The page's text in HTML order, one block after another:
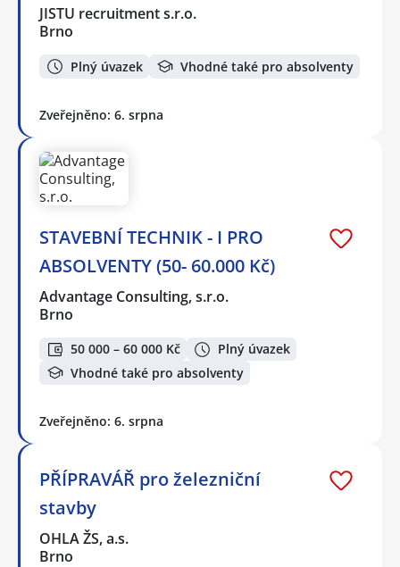
JISTU recruitment s.r.o.
Brno
Plný úvazek Vhodné také pro absolventy
Zveřejněno: 6. srpna
STAVEBNÍ TECHNIK - I PRO
ABSOLVENTY (50- 60.000 Kč)
Advantage Consulting, s.r.o.
Brno
50 000 – 60 000 Kč
Plný úvazek
Vhodné také pro absolventy
Zveřejněno: 6. srpna
PŘÍPRAVÁŘ pro železniční
stavby
OHLA ŽS, a.s.
Brno